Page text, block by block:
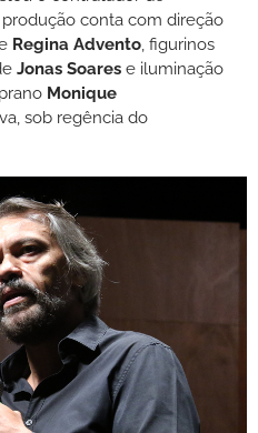
conta com direção
Regina Advento, figurinos
Jonas Soares e iluminação
Monique
sob regência do